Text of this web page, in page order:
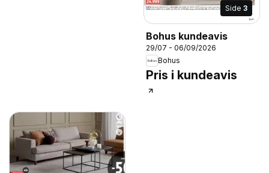
Side 3
Bohus kundeavis
29/07 - 06/09/2026
Bohus
Pris i kundeavis